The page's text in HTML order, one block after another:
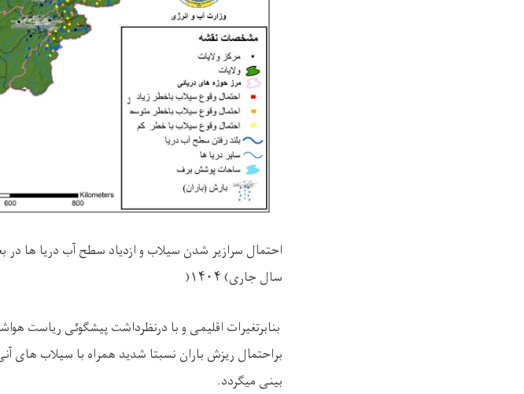
احتمال سرازیر شدن سیلاب و ازدیاد سطح آب دریا ها
سال جاری(۱۴۰۴)
بنابرتغیرات اقلیمی و با درنظرداشت پیشگوئی ریاست
براحتمال ریزش باران نسبتا شدید همراه با سیلاب
بینی میگردد.